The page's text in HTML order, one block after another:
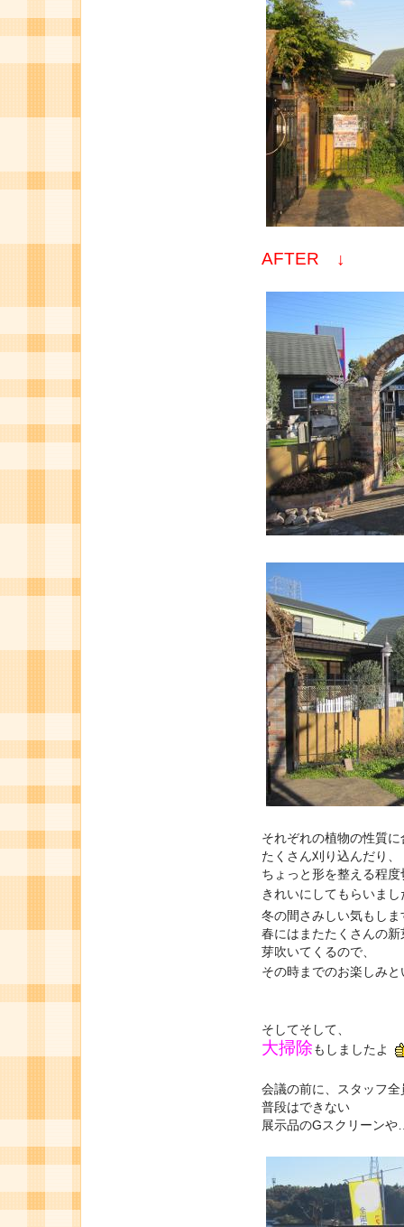
AFTER ↓
それぞれの植物の性質
たくさん刈り込んだり、
ちょっと形を整える程
きれいにしてもらいまし
冬の間さみしい気もしま
春にはまたたくさんの新
芽吹いてくるので、
その時までのお楽しみ
そしてそして、
大掃除もしましたよ
会議の前に、スタッフ全
普段はできない
展示品のGスクリーン